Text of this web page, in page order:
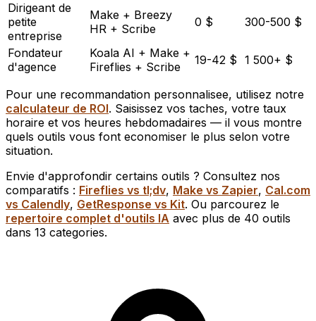
Dirigeant de
petite
entreprise
Make + Breezy
HR + Scribe
0 $ 300-500 $
Fondateur
d'agence
Koala AI + Make +
Fireflies + Scribe
19-42 $ 1 500+ $
Pour une recommandation personnalisee, utilisez notre
calculateur de ROI. Saisissez vos taches, votre taux
horaire et vos heures hebdomadaires — il vous montre
quels outils vous font economiser le plus selon votre
situation.
Envie d'approfondir certains outils ? Consultez nos
comparatifs : Fireflies vs tl;dv, Make vs Zapier, Cal.com
vs Calendly, GetResponse vs Kit. Ou parcourez le
repertoire complet d'outils IA avec plus de 40 outils
dans 13 categories.